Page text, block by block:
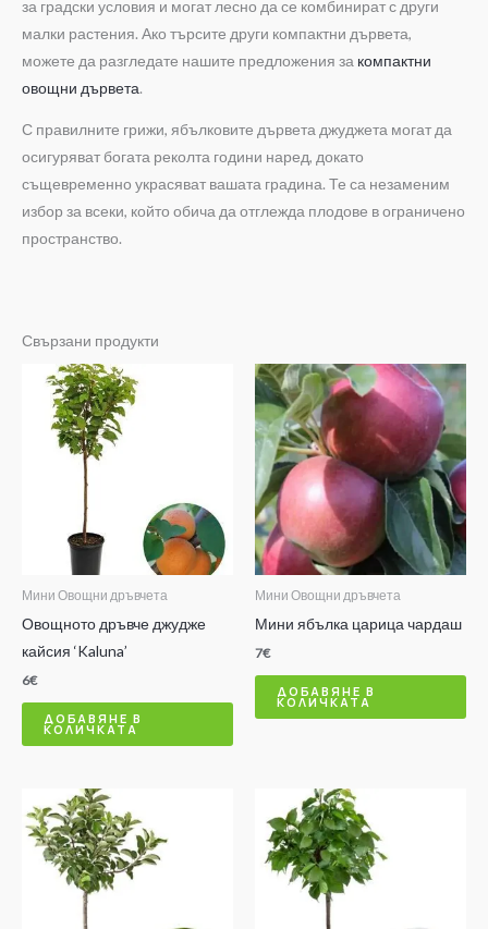
за градски условия и могат лесно да се комбинират с други
малки растения. Ако търсите други компактни дървета,
можете да разгледате нашите предложения за компактни
овощни дървета.
С правилните грижи, ябълковите дървета джуджета могат да
осигуряват богата реколта години наред, докато
същевременно украсяват вашата градина. Те са незаменим
избор за всеки, който обича да отглежда плодове в ограничено
пространство.
Свързани продукти
Мини Овощни дръвчета
Овощното дръвче джудже
кайсия ‘Kaluna’
6€
ДОБАВЯНЕ В
КОЛИЧКАТА
Мини Овощни дръвчета
Мини ябълка царица чардаш
7€
ДОБАВЯНЕ В
КОЛИЧКАТА